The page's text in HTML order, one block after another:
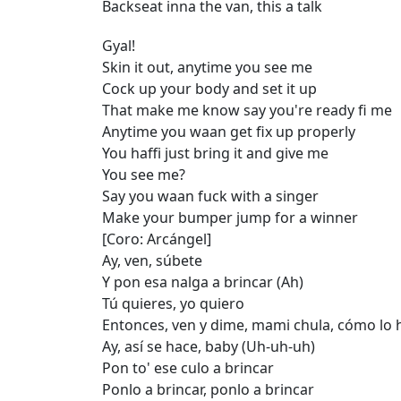
Backseat inna the van, this a talk
Gyal!
Skin it out, anytime you see me
Cock up your body and set it up
That make me know say you're ready fi me
Anytime you waan get fix up properly
You haffi just bring it and give me
You see me?
Say you waan fuck with a singer
Make your bumper jump for a winner
[Coro: Arcángel]
Ay, ven, súbete
Y pon esa nalga a brincar (Ah)
Tú quieres, yo quiero
Entonces, ven y dime, mami chula, cómo lo
Ay, así se hace, baby (Uh-uh-uh)
Pon to' ese culo a brincar
Ponlo a brincar, ponlo a brincar